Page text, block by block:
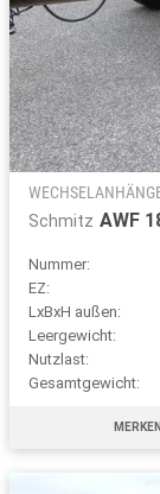
Schmitz AWF
Nummer:
EZ:
LxBxH außen:
Leergewicht:
Nutzlast:
Gesamtgewicht:
MERKEN